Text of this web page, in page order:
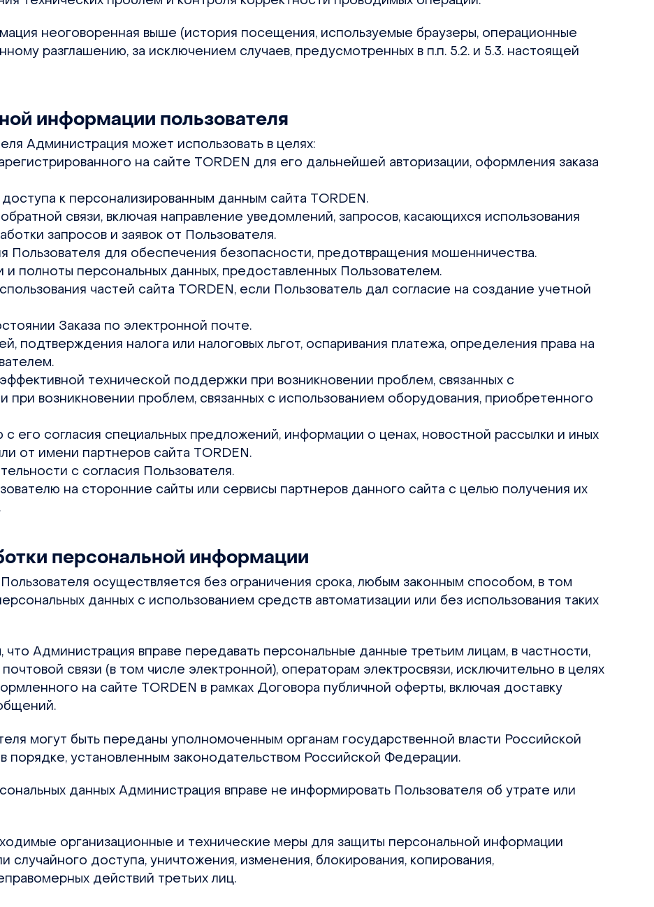
неоговоренная выше (история посещения, используемые браузеры, операционные
разглашению, за исключением случаев, предусмотренных в п.п. 5.2. и 5.3. настоящей
информации пользователя
Администрация может использовать в целях:
на сайте TORDEN для его дальнейшей авторизации, оформления заказа
к персонализированным данным сайта TORDEN.
связи, включая направление уведомлений, запросов, касающихся использования
запросов и заявок от Пользователя.
Пользователя для обеспечения безопасности, предотвращения мошенничества.
полноты персональных данных, предоставленных Пользователем.
частей сайта TORDEN, если Пользователь дал согласие на создание учетной
Заказа по электронной почте.
подтверждения налога или налоговых льгот, оспаривания платежа, определения права на
технической поддержки при возникновении проблем, связанных с
при возникновении проблем, связанных с использованием оборудования, приобретенного
с его согласия специальных предложений, информации о ценах, новостной рассылки и иных
от имени партнеров сайта TORDEN.
с согласия Пользователя.
на сторонние сайты или сервисы партнеров данного сайта с целью получения их
персональной информации
осуществляется без ограничения срока, любым законным способом, в том
данных с использованием средств автоматизации или без использования таких
что Администрация вправе передавать персональные данные третьим лицам, в частности,
связи (в том числе электронной), операторам электросвязи, исключительно в целях
на сайте TORDEN в рамках Договора публичной оферты, включая доставку
могут быть переданы уполномоченным органам государственной власти Российской
порядке, установленным законодательством Российской Федерации.
данных Администрация вправе не информировать Пользователя об утрате или
организационные и технические меры для защиты персональной информации
случайного доступа, уничтожения, изменения, блокирования, копирования,
действий третьих лиц.